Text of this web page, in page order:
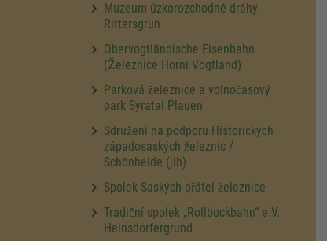
Muzeum úzkorozchodné dráhy
Rittersgrün
Obervogtländische Eisenbahn
(Železnice Horní Vogtland)
Parková železnice a volnočasový
park Syratal Plauen
Sdružení na podporu Historických
západosaských železnic /
Schönheide (jih)
Spolek Saských přátel železnice
Tradiční spolek „Rollbockbahn“ e.V.
Heinsdorfergrund